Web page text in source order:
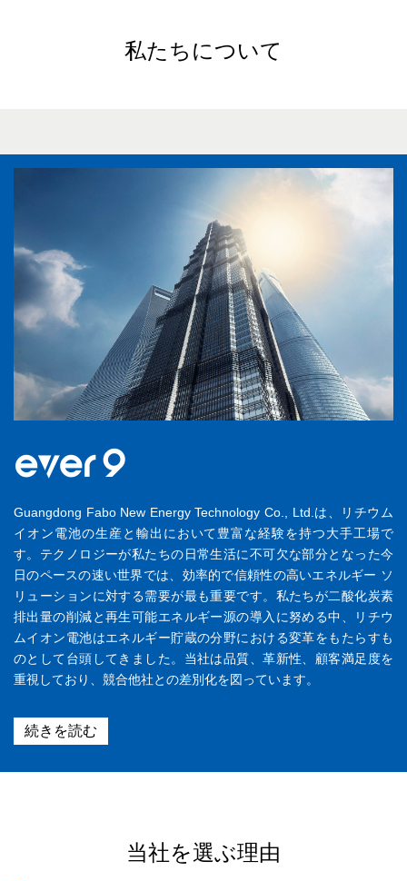
私たちについて
Guangdong Fabo New Energy Technology Co., Ltd.は、リチウム
イオン電池の生産と輸出において豊富な経験を持つ大手工場で
す。テクノロジーが私たちの日常生活に不可欠な部分となった今
日のペースの速い世界では、効率的で信頼性の高いエネルギー ソ
リューションに対する需要が最も重要です。私たちが二酸化炭素
排出量の削減と再生可能エネルギー源の導入に努める中、リチウ
ムイオン電池はエネルギー貯蔵の分野における変革をもたらすも
のとして台頭してきました。当社は品質、革新性、顧客満足度を
重視しており、競合他社との差別化を図っています。
続きを読む
当社を選ぶ理由